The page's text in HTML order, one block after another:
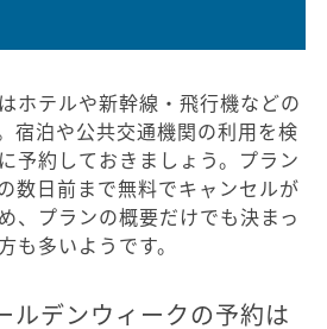
ホテルや新幹線・飛行機などの
宿泊や公共交通機関の利用を検
予約しておきましょう。プラン
数日前まで無料でキャンセルが
、プランの概要だけでも決まっ
も多いようです。
ルデンウィークの予約は